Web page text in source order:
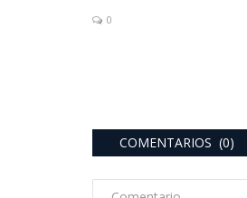
0
COMENTARIOS (0)